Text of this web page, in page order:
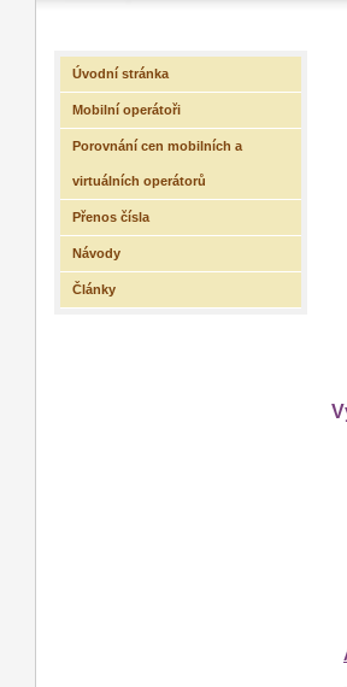
Úvodní stránka
Mobilní operátoři
Porovnání cen mobilních a
virtuálních operátorů
Přenos čísla
Návody
Články